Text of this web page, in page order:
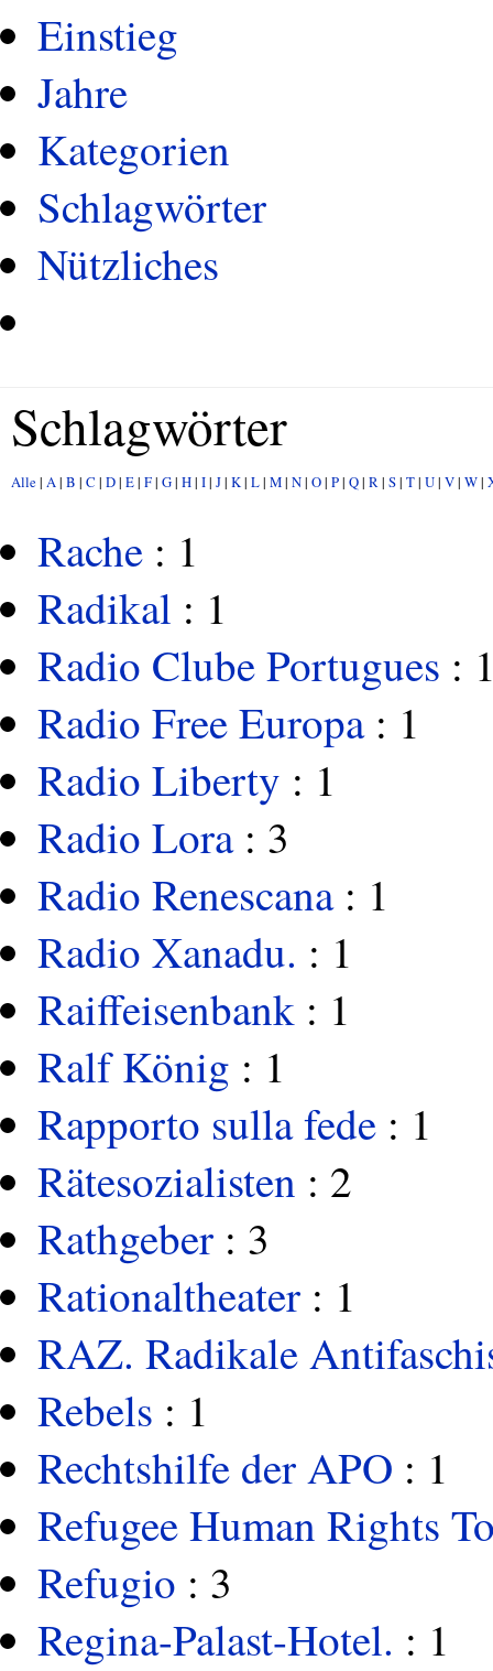
Einstieg
Jahre
Kategorien
Schlagwörter
Nützliches
Schlagwörter
Alle | A| B | C | D| E| F| G| H| I| J| K| L| M| N| O| P| Q| R| S| T| U| V| W|
Rache : 1
Radikal : 1
Radio Clube Portugues :
Radio Free Europa: 1
Radio Liberty : 1
Radio Lora: 3
Radio Renescana: 1
Radio Xanadu. : 1
Raiffeisenbank : 1
Ralf König : 1
Rapporto sulla fede : 1
Rätesozialisten : 2
Rathgeber : 3
Rationaltheater : 1
RAZ. Radikale
Rebels : 1
Rechtshilfe der APO : 1
Refugee Human Rights
Refugio : 3
Regina-Palast-Hotel. : 1